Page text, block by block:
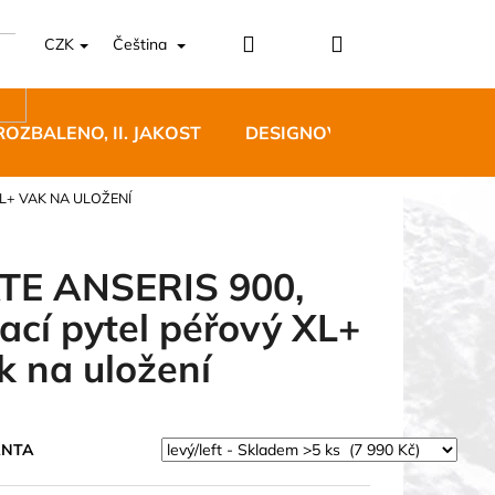
CZK Čeština PřihlášeníNákupní
II. JAKOST DESIGNOVÝ NÁBYTEK
VAK NA ULOŽENÍ
ANSERIS 900,
pytel péřový XL+
na uložení
BĚŽECKÉ TRAILOVÉ